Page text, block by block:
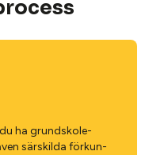
ha grund­skole­
särskilda förkun­